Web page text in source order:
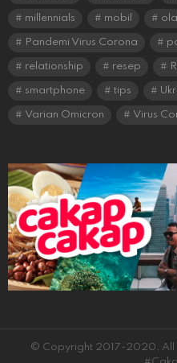
millennials mobil
Pandemi Virus Corona
relationship resep
smartphone tips
Varian Omicron Virus
© Copyright 2017-2020, All